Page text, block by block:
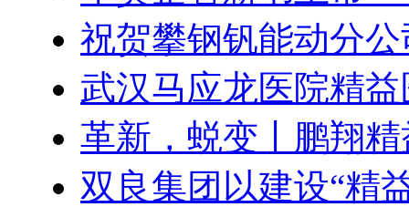
祝贺攀钢钒能动分
武汉马应龙医院精
革新，蜕变丨鹏翔
双良集团以建设“精